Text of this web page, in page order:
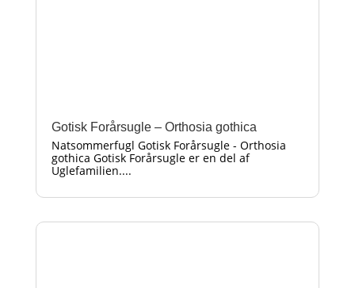
Gotisk Forårsugle – Orthosia gothica
Natsommerfugl Gotisk Forårsugle - Orthosia
gothica Gotisk Forårsugle er en del af
Uglefamilien....